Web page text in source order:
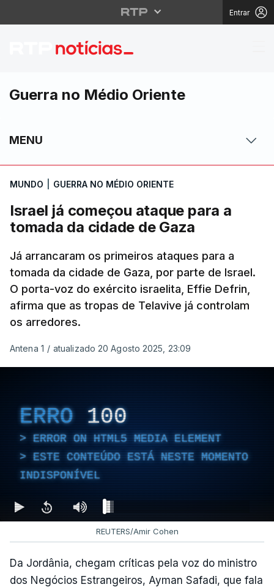
Entrar
Israel já começou
Guerra no Médio Oriente
MENU
MUNDO GUERRA NO MÉDIO ORIENTE
Israel já começou ataque para a
tomada da cidade de Gaza
Já arrancaram os primeiros ataques para a
tomada da cidade de Gaza, por parte de Israel.
O porta-voz do exército israelita, Effie Defrin,
afirma que as tropas de Telavive já controlam
os arredores.
Antena 1 / atualizado 20 Agosto 2025, 23:09
ERRO 100
ERROR ON HTML5 MEDIA ELEMENT
ESTE CONTEÚDO ESTÁ NESTE MOMENTO
INDISPONÍVEL
REUTERS/Amir Cohen
Da Jordânia, chegam críticas pela voz do ministro
dos Negócios Estrangeiros, Ayman Safadi, que fala